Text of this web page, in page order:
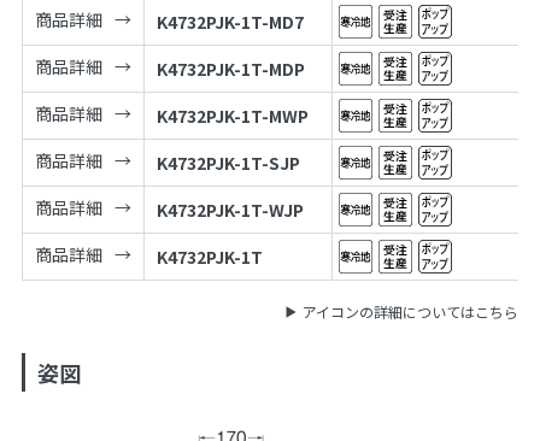
商品詳細
K4732PJK-1T-MD7
商品詳細
K4732PJK-1T-MDP
商品詳細
K4732PJK-1T-MWP
商品詳細
K4732PJK-1T-SJP
商品詳細
K4732PJK-1T-WJP
商品詳細
K4732PJK-1T
アイコンの詳細についてはこちら
姿図